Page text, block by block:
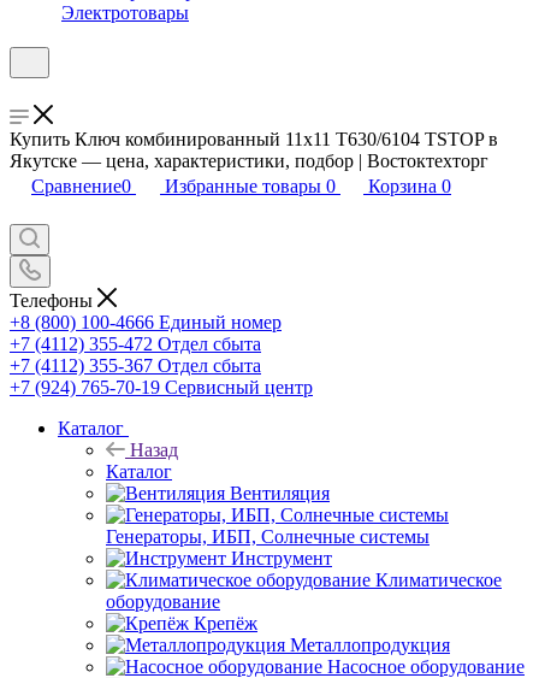
Электротовары
Купить Ключ комбинированный 11х11 T630/6104 TSTOP в
Якутске — цена, характеристики, подбор | Востоктехторг
Сравнение0 Избранные товары 0 Корзина 0
Телефоны
+8 (800) 100-4666 Единый номер
+7 (4112) 355-472 Отдел сбыта
+7 (4112) 355-367 Отдел сбыта
+7 (924) 765-70-19 Сервисный центр
Каталог
Назад
Каталог
Вентиляция
Генераторы, ИБП, Солнечные системы
Инструмент
Климатическое
оборудование
Крепёж
Металлопродукция
Насосное оборудование